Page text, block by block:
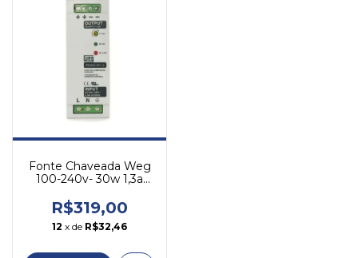
Fonte Chaveada Weg
100-240v- 30w 1,3a
R$319,00
12 x de R$32,46